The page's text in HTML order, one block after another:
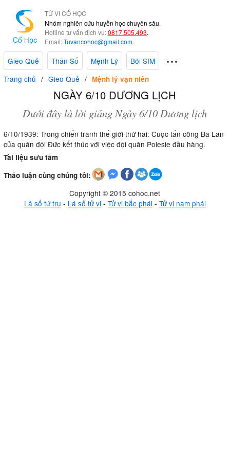
TỬ VI CỔ HỌC
Nhóm nghiên cứu huyền học chuyên sâu.
Hotline tư vấn dịch vụ:0817.505.493.
Email:Tuvancohoc@gmail.com.
Gieo Quẻ Thần Số Mệnh Lý
Bói SIM
Trang chủ
Gieo Quẻ Mệnh lý vạn niên
NGÀY 6/10 DƯƠNG LỊCH
Dưới đây là lời giảng Ngày 6/10 Dương lịch
6/10/1939: Trong chiến tranh thế giới thứ hai: Cuộc tấn công Ba Lan
của quân đội Đức kết thúc với việc đội quân Polesie đầu hàng.
Tài liệu sưu tầm
Thảo luận cùng chúng tôi:
Copyright © 2015 cohoc.net
Lá số tứ trụ - Lá số tử vi- Tử vi bắc phái- Tử vi nam phái